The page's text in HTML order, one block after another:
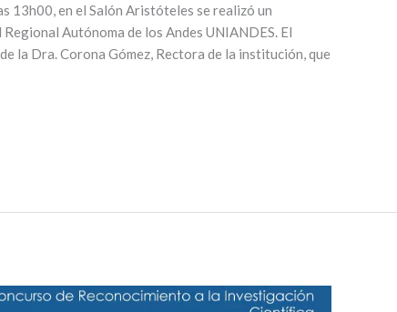
13h00, en el Salón Aristóteles se realizó un
Autónoma de los Andes UNIANDES. El
la Dra. Corona Gómez, Rectora de la institución, que